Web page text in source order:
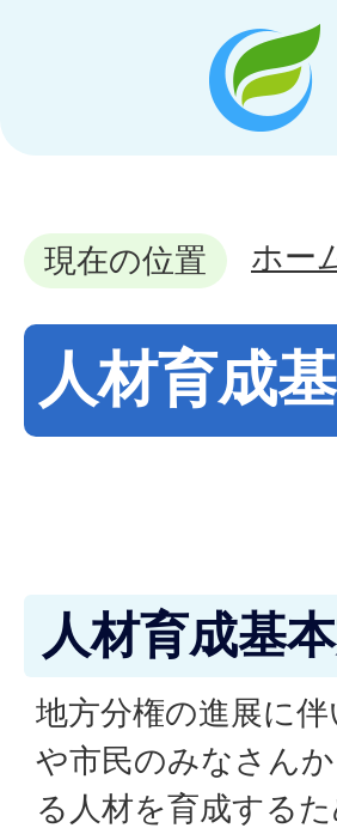
現在の位置 ホー
人材育成
人材育成基
地方分権の進展に
や市民のみなさん
る人材を育成する